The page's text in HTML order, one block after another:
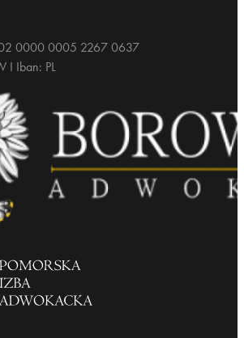
0000 0005 2267 0637
I Iban: PL